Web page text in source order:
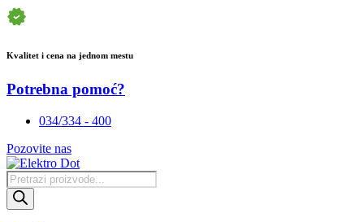
Kvalitet i cena na jednom mestu
Potrebna pomoć?
034/334 - 400
Pozovite nas
Products
search